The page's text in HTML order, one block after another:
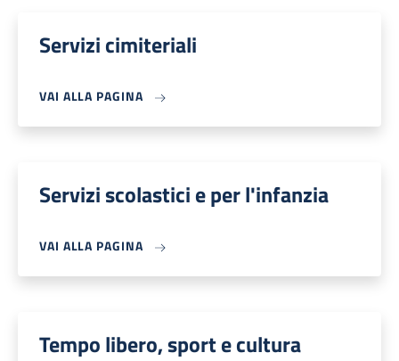
Servizi cimiteriali
VAI ALLA PAGINA
Servizi scolastici e per l'infanzia
VAI ALLA PAGINA
Tempo libero, sport e cultura